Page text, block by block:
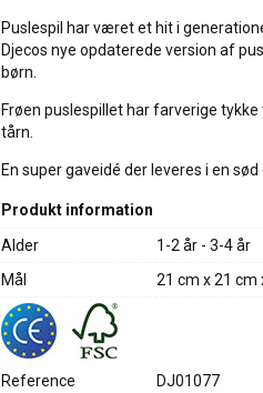
Puslespil har været et hit i
Djecos nye opdaterede version af
børn.
Frøen puslespillet har farverige
tårn.
En super gaveidé der leveres i en
Produkt information
Alder
1-2 år - 3-4 år
Mål
21 cm x 21 cm
Reference
DJ01077